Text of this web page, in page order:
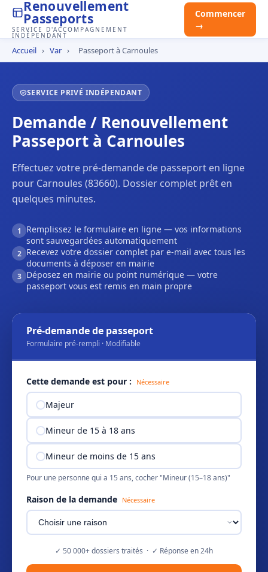
Renouvellement
Passeports
SERVICE D'ACCOMPAGNEMENT
INDÉPENDANT
Commencer
→
Accueil › Var › Passeport à Carnoules
SERVICE PRIVÉ INDÉPENDANT
Demande / Renouvellement
Passeport à Carnoules
Effectuez votre pré-demande de passeport en ligne
pour Carnoules (83660). Dossier complet prêt en
quelques minutes.
1
Remplissez le formulaire en ligne — vos informations
sont sauvegardées automatiquement
2 Recevez votre dossier complet par e-mail avec tous les
documents à déposer en mairie
3 Déposez en mairie ou point numérique — votre
passeport vous est remis en main propre
Pré-demande de passeport
Formulaire pré-rempli · Modifiable
Cette demande est pour : Nécessaire
Majeur
Mineur de 15 à 18 ans
Mineur de moins de 15 ans
Pour une personne qui a 15 ans, cocher "Mineur (15–18 ans)"
Raison de la demande Nécessaire
✓ 50 000+ dossiers traités · ✓ Réponse en 24h